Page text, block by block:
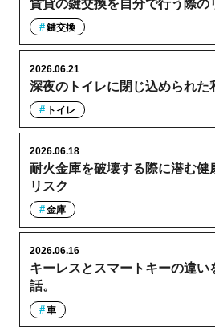
賃貸の鍵交換を自分で行う際の
鍵交換
深夜のトイレに閉じ込められた
2026.06.21
トイレ
耐火金庫を破壊する際に潜む健
リスク
2026.06.18
金庫
キーレスとスマートキーの違い
話。
2026.06.16
車